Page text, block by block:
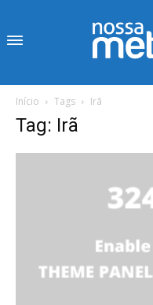
Início Tags Irã
Tag: Irã